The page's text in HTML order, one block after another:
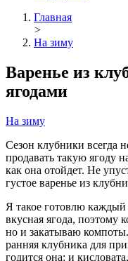
Главная
>
На зиму
Варенье из
ягодами
На зиму
Сезон клубники всегда
продавать такую ягоду
как она отойдет. Не
густое варенье из
Я такое готовлю каждый
вкусная ягода, поэтому
но и закатываю
ранняя клубника для
годится она: и